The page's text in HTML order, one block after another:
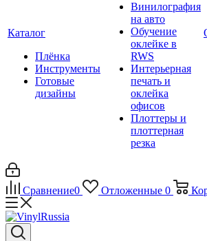
Каталог
Плёнка
Инструменты
Готовые
дизайны
Винилография
на авто
Обучение
оклейке в
RWS
Интерьерная
печать и
оклейка
офисов
Плоттеры и
плоттерная
резка
Сравнение0 Отложенные 0